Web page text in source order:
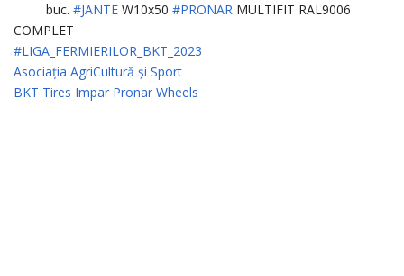
buc. #JANTE W10x50 #PRONAR MULTIFIT RAL9006
COMPLET
#LIGA_FERMIERILOR_BKT_2023
Asociația AgriCultură și Sport
BKT Tires Impar Pronar Wheels